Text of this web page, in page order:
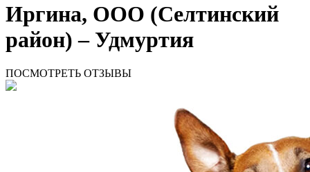
Иргина, ООО (Селтинский
район) – Удмуртия
ПОСМОТРЕТЬ ОТЗЫВЫ